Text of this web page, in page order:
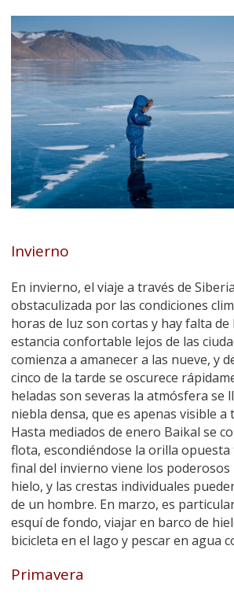
Invierno
En invierno, el viaje a través de
obstaculizada por las condiciones
horas de luz son cortas y hay falta
estancia confortable lejos de las
comienza a amanecer a las nueve, y
cinco de la tarde se oscurece
heladas son severas la atmósfera se
niebla densa, que es apenas visible a
Hasta mediados de enero Baikal se
flota, escondiéndose la orilla opuesta
final del invierno viene los
hielo, y las crestas individuales
de un hombre. En marzo, es
esquí de fondo, viajar en barco de
bicicleta en el lago y pescar en agua
Primavera